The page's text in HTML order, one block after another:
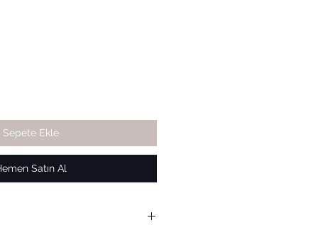
Sepete Ekle
Satın Al